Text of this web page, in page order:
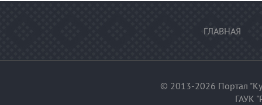
ГЛАВНАЯ
© 2013-2026 Портал
ГАУК